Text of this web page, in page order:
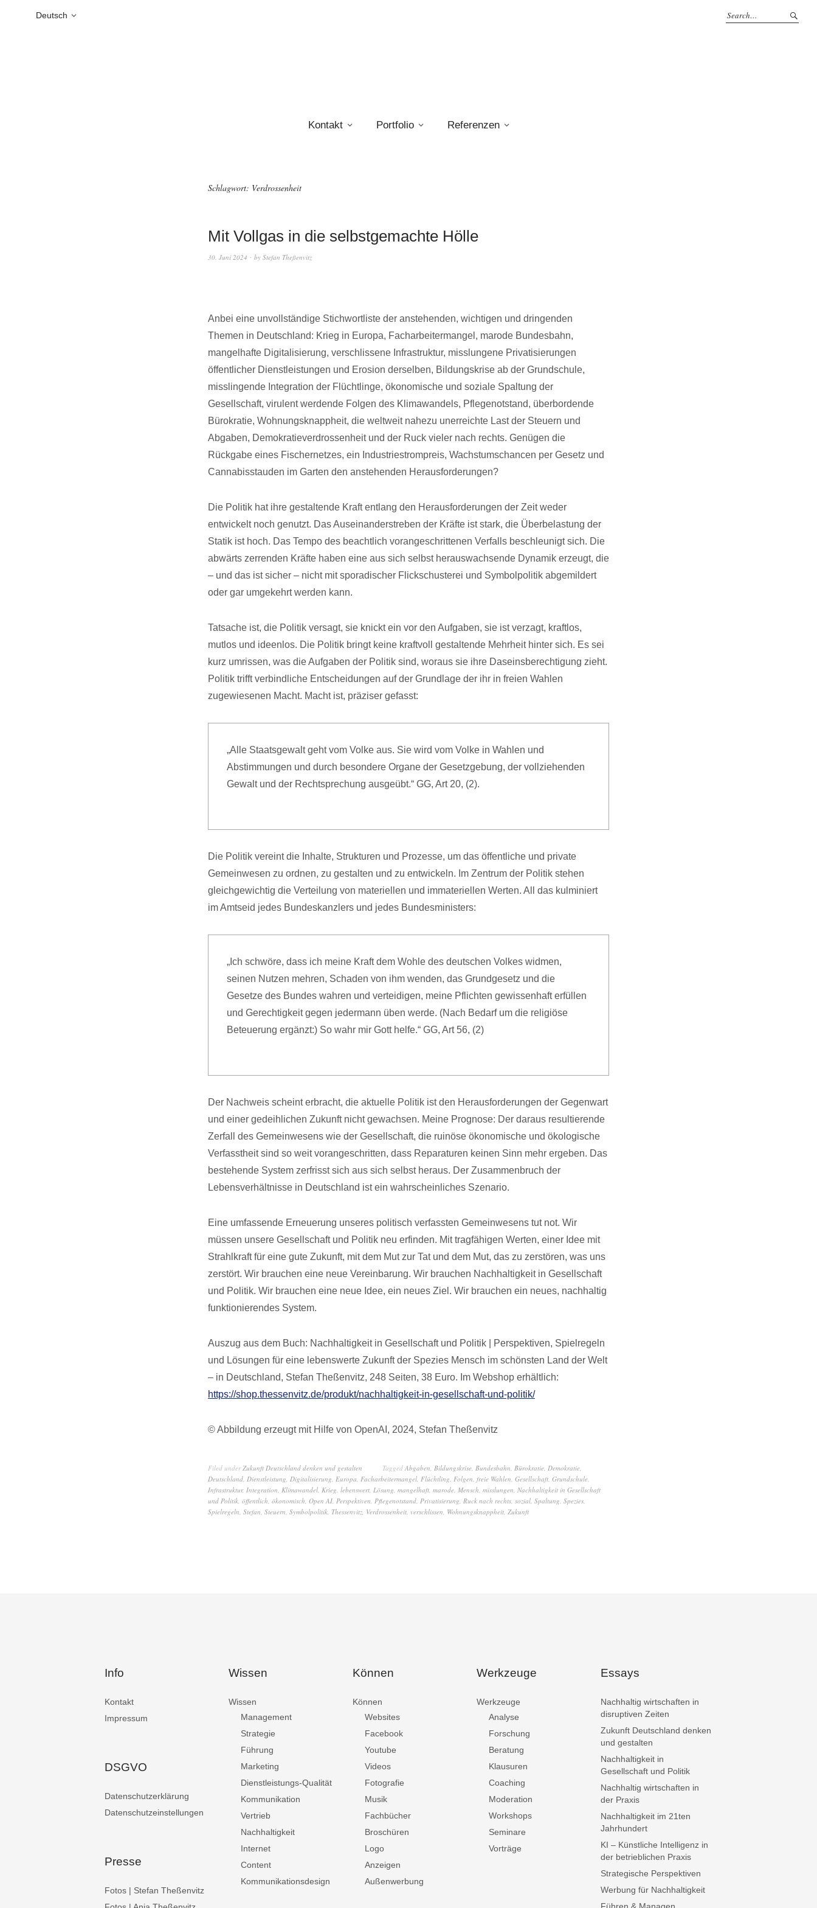
Deutsch
Kontakt Portfolio Referenzen
Schlagwort: Verdrossenheit
Mit Vollgas in die selbstgemachte Hölle
30. Juni 2024 by Stefan Theßenvitz
Anbei eine unvollständige Stichwortliste der anstehenden, wichtigen und dringenden
Themen in Deutschland: Krieg in Europa, Facharbeitermangel, marode Bundesbahn,
mangelhafte Digitalisierung, verschlissene Infrastruktur, misslungene Privatisierungen
öffentlicher Dienstleistungen und Erosion derselben, Bildungskrise ab der Grundschule,
misslingende Integration der Flüchtlinge, ökonomische und soziale Spaltung der
Gesellschaft, virulent werdende Folgen des Klimawandels, Pflegenotstand, überbordende
Bürokratie, Wohnungsknappheit, die weltweit nahezu unerreichte Last der Steuern und
Abgaben, Demokratieverdrossenheit und der Ruck vieler nach rechts. Genügen die
Rückgabe eines Fischernetzes, ein Industriestrompreis, Wachstumschancen per Gesetz und
Cannabisstauden im Garten den anstehenden Herausforderungen?
Die Politik hat ihre gestaltende Kraft entlang den Herausforderungen der Zeit weder
entwickelt noch genutzt. Das Auseinanderstreben der Kräfte ist stark, die Überbelastung der
Statik ist hoch. Das Tempo des beachtlich vorangeschrittenen Verfalls beschleunigt sich. Die
abwärts zerrenden Kräfte haben eine aus sich selbst herauswachsende Dynamik erzeugt, die
– und das ist sicher – nicht mit sporadischer Flickschusterei und Symbolpolitik abgemildert
oder gar umgekehrt werden kann.
Tatsache ist, die Politik versagt, sie knickt ein vor den Aufgaben, sie ist verzagt, kraftlos,
mutlos und ideenlos. Die Politik bringt keine kraftvoll gestaltende Mehrheit hinter sich. Es sei
kurz umrissen, was die Aufgaben der Politik sind, woraus sie ihre Daseinsberechtigung zieht.
Politik trifft verbindliche Entscheidungen auf der Grundlage der ihr in freien Wahlen
zugewiesenen Macht. Macht ist, präziser gefasst:
„Alle Staatsgewalt geht vom Volke aus. Sie wird vom Volke in Wahlen und
Abstimmungen und durch besondere Organe der Gesetzgebung, der vollziehenden
Gewalt und der Rechtsprechung ausgeübt.“ GG, Art 20, (2).
Die Politik vereint die Inhalte, Strukturen und Prozesse, um das öffentliche und private
Gemeinwesen zu ordnen, zu gestalten und zu entwickeln. Im Zentrum der Politik stehen
gleichgewichtig die Verteilung von materiellen und immateriellen Werten. All das kulminiert
im Amtseid jedes Bundeskanzlers und jedes Bundesministers:
„Ich schwöre, dass ich meine Kraft dem Wohle des deutschen Volkes widmen,
seinen Nutzen mehren, Schaden von ihm wenden, das Grundgesetz und die
Gesetze des Bundes wahren und verteidigen, meine Pflichten gewissenhaft erfüllen
und Gerechtigkeit gegen jedermann üben werde. (Nach Bedarf um die religiöse
Beteuerung ergänzt:) So wahr mir Gott helfe.“ GG, Art 56, (2)
Der Nachweis scheint erbracht, die aktuelle Politik ist den Herausforderungen der Gegenwart
und einer gedeihlichen Zukunft nicht gewachsen. Meine Prognose: Der daraus resultierende
Zerfall des Gemeinwesens wie der Gesellschaft, die ruinöse ökonomische und ökologische
Verfasstheit sind so weit vorangeschritten, dass Reparaturen keinen Sinn mehr ergeben. Das
bestehende System zerfrisst sich aus sich selbst heraus. Der Zusammenbruch der
Lebensverhältnisse in Deutschland ist ein wahrscheinliches Szenario.
Eine umfassende Erneuerung unseres politisch verfassten Gemeinwesens tut not. Wir
müssen unsere Gesellschaft und Politik neu erfinden. Mit tragfähigen Werten, einer Idee mit
Strahlkraft für eine gute Zukunft, mit dem Mut zur Tat und dem Mut, das zu zerstören, was uns
zerstört. Wir brauchen eine neue Vereinbarung. Wir brauchen Nachhaltigkeit in Gesellschaft
und Politik. Wir brauchen eine neue Idee, ein neues Ziel. Wir brauchen ein neues, nachhaltig
funktionierendes System.
Auszug aus dem Buch: Nachhaltigkeit in Gesellschaft und Politik | Perspektiven, Spielregeln
und Lösungen für eine lebenswerte Zukunft der Spezies Mensch im schönsten Land der Welt
– in Deutschland, Stefan Theßenvitz, 248 Seiten, 38 Euro. Im Webshop erhältlich:
https://shop.thessenvitz.de/produkt/nachhaltigkeit-in-gesellschaft-und-politik/
© Abbildung erzeugt mit Hilfe von OpenAI, 2024, Stefan Theßenvitz
Filed underZukunft Deutschland denken und gestalten Tagged Abgaben, Bildungskrise, Bundesbahn, Bürokratie, Demokratie,
Deutschland, Dienstleistung, Digitalisierung, Europa, Facharbeitermangel, Flüchtling, Folgen, freie Wahlen, Gesellschaft, Grundschule,
Infrastruktur, Integration, Klimawandel, Krieg, lebenswert, Lösung, mangelhaft, marode, Mensch, misslungen, Nachhaltigkeit in Gesellschaft
und Politik, öffentlich, ökonomisch, Open AI, Perspektiven, Pflegenotstand, Privatisierung, Ruck nach rechts, sozial, Spaltung, Spezies,
Spielregeln, Stefan, Steuern, Symbolpolitik, Thessenvitz, Verdrossenheit, verschlissen, Wohnungsknappheit, Zukunft
Info
Kontakt
Impressum
DSGVO
Datenschutzerklärung
Datenschutzeinstellungen
Presse
Fotos | Stefan Theßenvitz
Wissen
Wissen
Management
Strategie
Führung
Marketing
Dienstleistungs-Qualität
Kommunikation
Vertrieb
Nachhaltigkeit
Internet
Content
Kommunikationsdesign
Können
Können
Websites
Facebook
Youtube
Videos
Fotografie
Musik
Fachbücher
Broschüren
Logo
Anzeigen
Außenwerbung
Werkzeuge
Werkzeuge
Analyse
Forschung
Beratung
Klausuren
Coaching
Moderation
Workshops
Seminare
Vorträge
Essays
Nachhaltig wirtschaften in
disruptiven Zeiten
Zukunft Deutschland denken
und gestalten
Nachhaltigkeit in
Gesellschaft und Politik
Nachhaltig wirtschaften in
der Praxis
Nachhaltigkeit im 21ten
Jahrhundert
KI – Künstliche Intelligenz in
der betrieblichen Praxis
Strategische Perspektiven
Werbung für Nachhaltigkeit